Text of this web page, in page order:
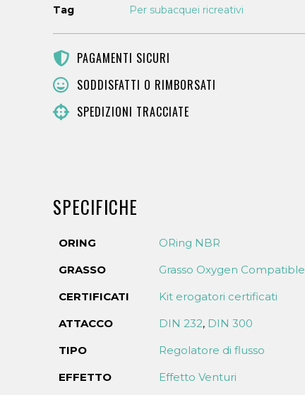
Tag
Per subacquei ricreativi
PAGAMENTI SICURI
SODDISFATTI O RIMBORSATI
SPEDIZIONI TRACCIATE
SPECIFICHE
ORING
ORing NBR
GRASSO
Grasso Oxygen Compatible
CERTIFICATI
Kit erogatori certificati
ATTACCO
DIN 232, DIN 300
TIPO
Regolatore di flusso
EFFETTO
Effetto Venturi